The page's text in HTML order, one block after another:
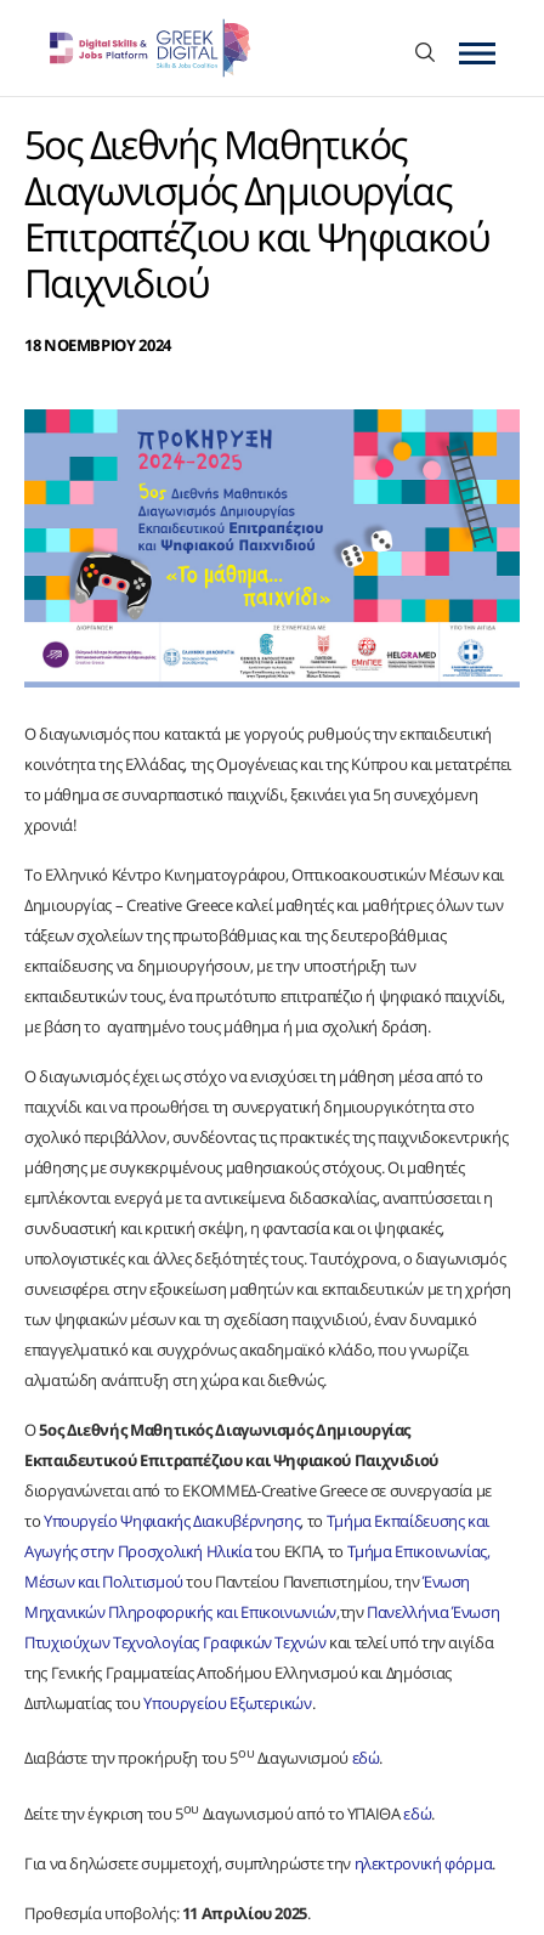
5ος Διεθνής Μαθητικός
Διαγωνισμός Δημιουργίας
Επιτραπέζιου και Ψηφιακού
Παιχνιδιού
18 ΝΟΕΜΒΡΙΟΥ 2024
Ο διαγωνισμός που κατακτά με γοργούς ρυθμούς την εκπαιδευτική
κοινότητα της Ελλάδας, της Ομογένειας και της Κύπρου και μετατρέπει
το μάθημα σε συναρπαστικό παιχνίδι, ξεκινάει για 5η συνεχόμενη
χρονιά!
Το Ελληνικό Κέντρο Κινηματογράφου, Οπτικοακουστικών Μέσων και
Δημιουργίας – Creative Greece καλεί μαθητές και μαθήτριες όλων των
τάξεων σχολείων της πρωτοβάθμιας και της δευτεροβάθμιας
εκπαίδευσης να δημιουργήσουν, με την υποστήριξη των
εκπαιδευτικών τους, ένα πρωτότυπο επιτραπέζιο ή ψηφιακό παιχνίδι,
με βάση το αγαπημένο τους μάθημα ή μια σχολική δράση.
Ο διαγωνισμός έχει ως στόχο να ενισχύσει τη μάθηση μέσα από το
παιχνίδι και να προωθήσει τη συνεργατική δημιουργικότητα στο
σχολικό περιβάλλον, συνδέοντας τις πρακτικές της παιχνιδοκεντρικής
μάθησης με συγκεκριμένους μαθησιακούς στόχους. Οι μαθητές
εμπλέκονται ενεργά με τα αντικείμενα διδασκαλίας, αναπτύσσεται η
συνδυαστική και κριτική σκέψη, η φαντασία και οι ψηφιακές,
υπολογιστικές και άλλες δεξιότητές τους. Ταυτόχρονα, ο διαγωνισμός
συνεισφέρει στην εξοικείωση μαθητών και εκπαιδευτικών με τη χρήση
των ψηφιακών μέσων και τη σχεδίαση παιχνιδιού, έναν δυναμικό
επαγγελματικό και συγχρόνως ακαδημαϊκό κλάδο, που γνωρίζει
αλματώδη ανάπτυξη στη χώρα και διεθνώς.
Ο5ος Διεθνής Μαθητικός Διαγωνισμός Δημιουργίας
Εκπαιδευτικού Επιτραπέζιου και Ψηφιακού Παιχνιδιού
διοργανώνεται από το ΕΚΟΜΜΕΔ-Creative Greece σε συνεργασία με
τοΥπουργείο Ψηφιακής Διακυβέρνησης, το Τμήμα Εκπαίδευσης και
Αγωγής στην Προσχολική Ηλικίατου ΕΚΠΑ, το Τμήμα Επικοινωνίας,
Μέσων και Πολιτισμούτου Παντείου Πανεπιστημίου, τηνΈνωση
Μηχανικών Πληροφορικής και Επικοινωνιών,τηνΠανελλήνια Ένωση
Πτυχιούχων Τεχνολογίας Γραφικών Τεχνώνκαι τελεί υπό την αιγίδα
της Γενικής Γραμματείας Αποδήμου Ελληνισμού και Δημόσιας
Διπλωματίας τουΥπουργείου Εξωτερικών.
Διαβάστε την προκήρυξη του 5ου Διαγωνισμούεδώ.
Δείτε την έγκριση του 5ου Διαγωνισμού από το ΥΠΑΙΘΑεδώ.
Για να δηλώσετε συμμετοχή, συμπληρώστε την ηλεκτρονική φόρμα.
Προθεσμία υποβολής:11 Απριλίου 2025.